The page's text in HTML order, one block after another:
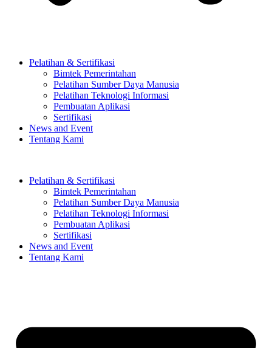
Pelatihan & Sertifikasi
Bimtek Pemerintahan
Pelatihan Sumber Daya Manusia
Pelatihan Teknologi Informasi
Pembuatan Aplikasi
Sertifikasi
News and Event
Tentang Kami
Pelatihan & Sertifikasi
Bimtek Pemerintahan
Pelatihan Sumber Daya Manusia
Pelatihan Teknologi Informasi
Pembuatan Aplikasi
Sertifikasi
News and Event
Tentang Kami